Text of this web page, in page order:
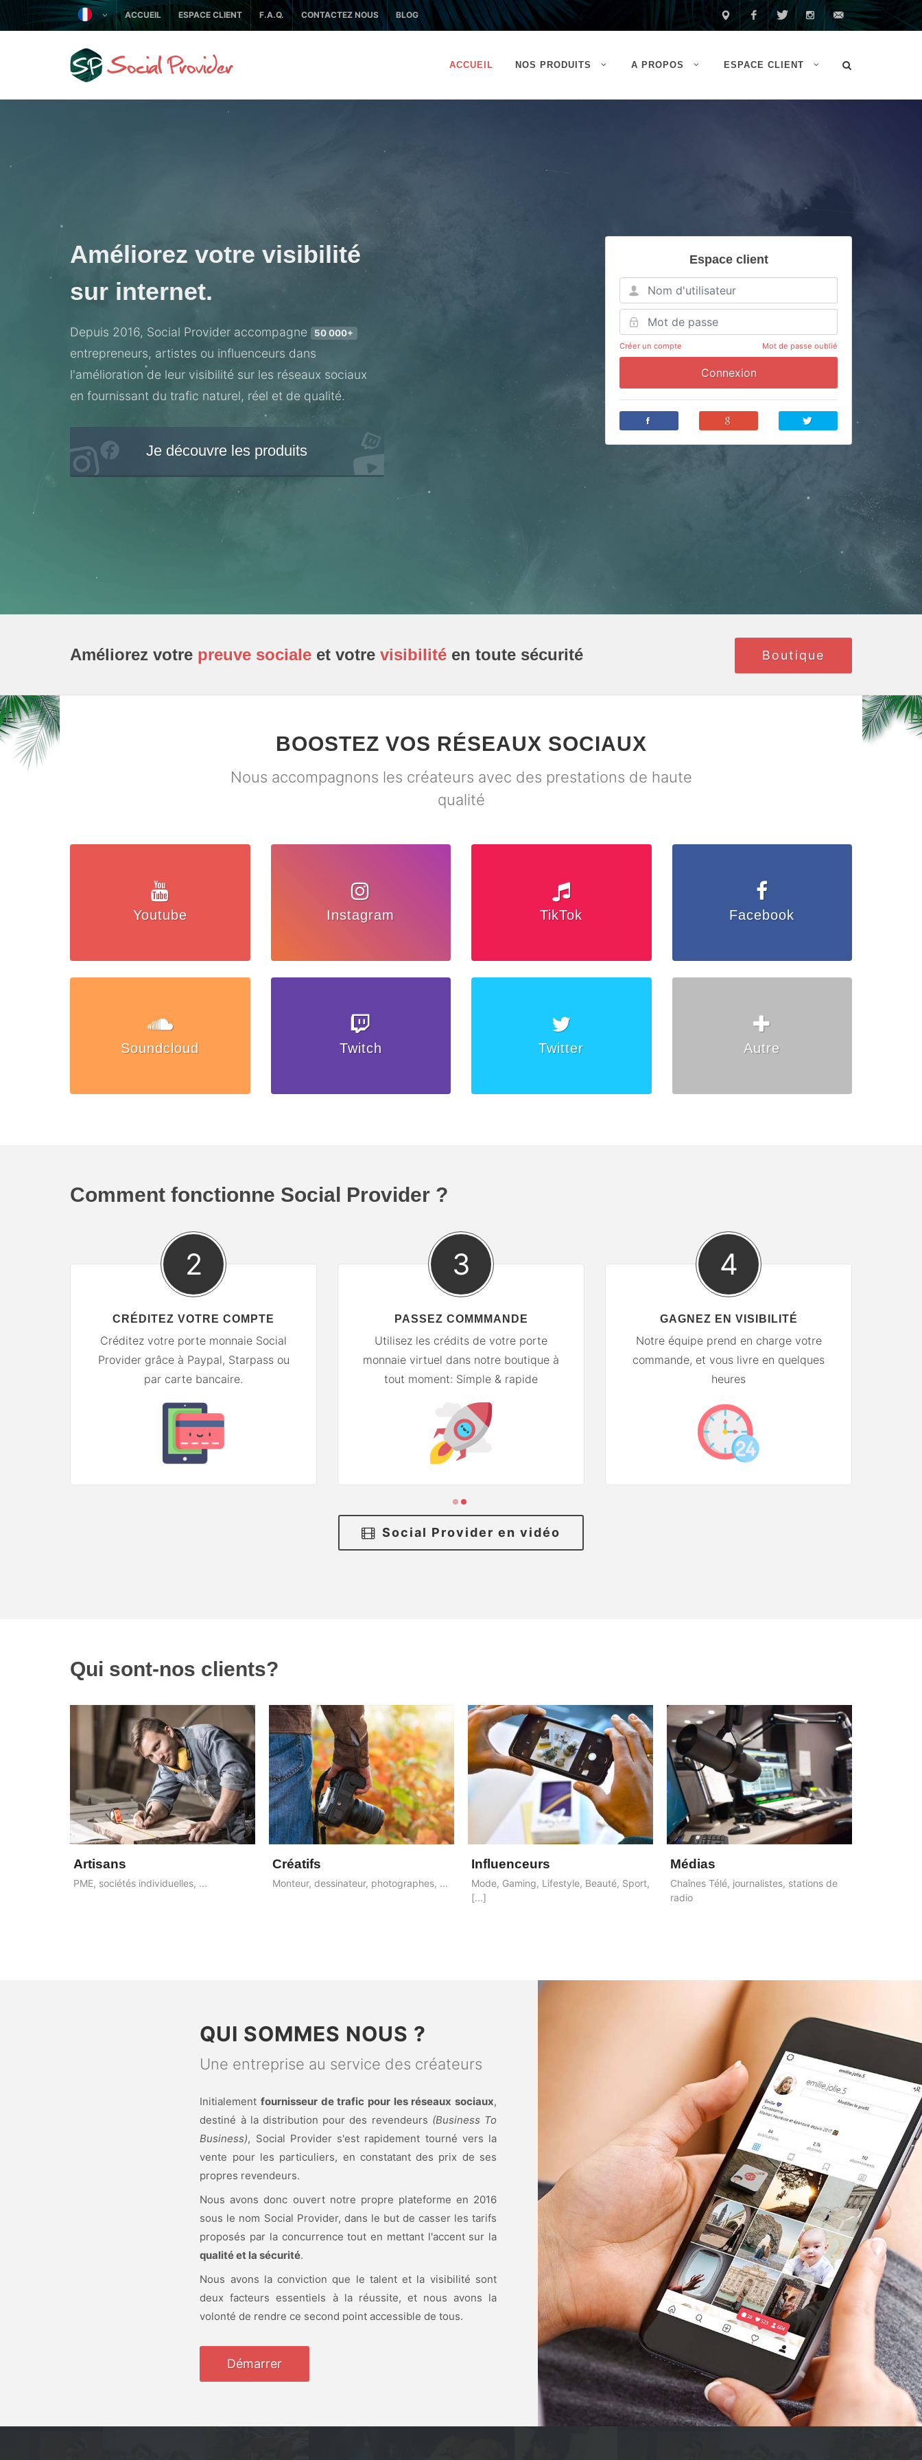
ACCUEIL ESPACE CLIENT F.A.Q. CONTACTEZ NOUS BLOG
ACCUEIL NOS PRODUITS A PROPOS ESPACE CLIENT
Améliorez votre visibilité
sur internet.
Depuis 2016, Social Provider accompagne 50 000+
entrepreneurs, artistes ou influenceurs dans
l'amélioration de leur visibilité sur les réseaux sociaux
en fournissant du trafic naturel, réel et de qualité.
Je découvre les produits
Espace client
Créer un compte Mot de passe oublié
Connexion
Améliorez votre preuve sociale et votre visibilité en toute sécurité Boutique
BOOSTEZ VOS RÉSEAUX SOCIAUX
Nous accompagnons les créateurs avec des prestations de haute
qualité
Youtube Instagram TikTok Facebook
Soundcloud Twitch Twitter Autre
Comment fonctionne Social Provider ?
2
CRÉDITEZ VOTRE COMPTE
Créditez votre porte monnaie Social
Provider grâce à Paypal, Starpass ou
par carte bancaire.
3
PASSEZ COMMMANDE
Utilisez les crédits de votre porte
monnaie virtuel dans notre boutique à
tout moment: Simple & rapide
4
GAGNEZ EN VISIBILITÉ
Notre équipe prend en charge votre
commande, et vous livre en quelques
heures
Social Provider en vidéo
Qui sont-nos clients?
Artisans
PME, sociétés individuelles, ...
Créatifs
Monteur, dessinateur, photographes, ...
Influenceurs
Mode, Gaming, Lifestyle, Beauté, Sport,
[...]
Médias
Chaînes Télé, journalistes, stations de
radio
QUI SOMMES NOUS ?
Une entreprise au service des créateurs
Initialement fournisseur de trafic pour les réseaux sociaux,
destiné à la distribution pour des revendeurs (Business To
Business), Social Provider s'est rapidement tourné vers la
vente pour les particuliers, en constatant des prix de ses
propres revendeurs.
Nous avons donc ouvert notre propre plateforme en 2016
sous le nom Social Provider, dans le but de casser les tarifs
proposés par la concurrence tout en mettant l'accent sur la
qualité et la sécurité.
Nous avons la conviction que le talent et la visibilité sont
deux facteurs essentiels à la réussite, et nous avons la
volonté de rendre ce second point accessible de tous.
Démarrer